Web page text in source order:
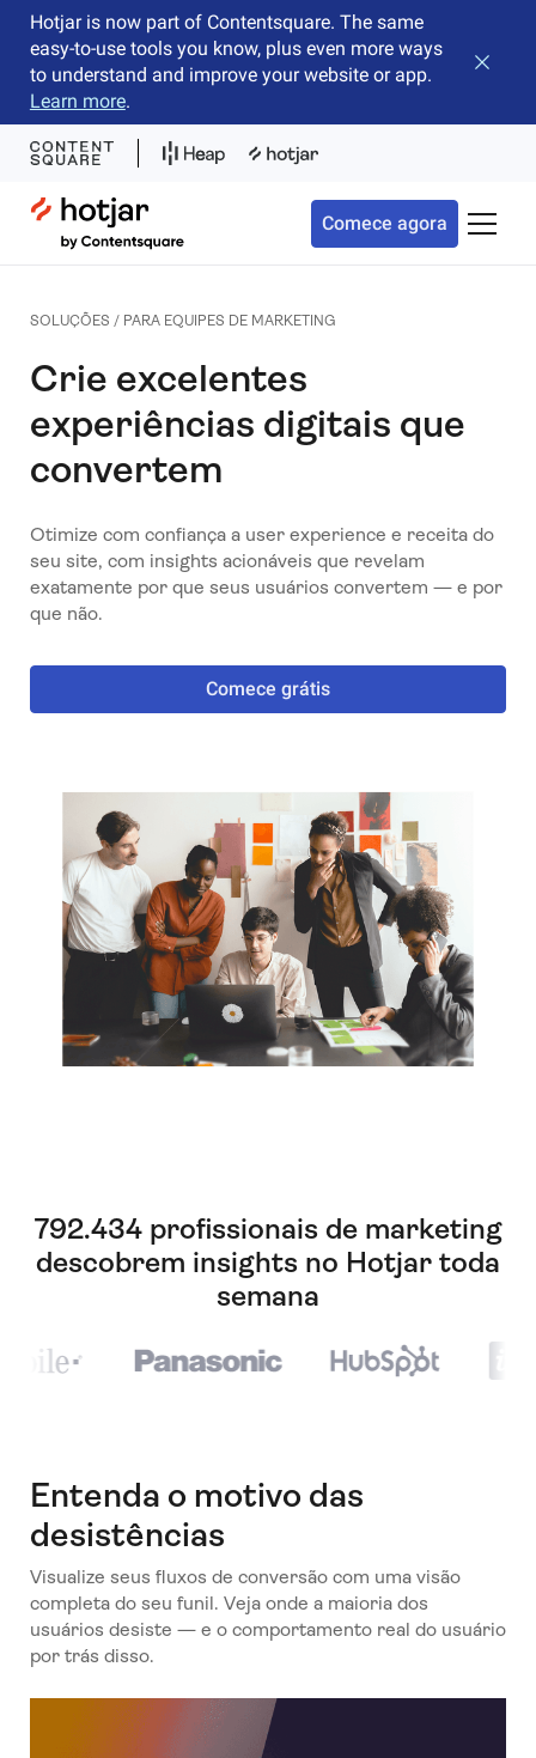
Hotjar is now part of Contentsquare. The same
easy-to-use tools you know, plus even more ways
to understand and improve your website or app.
Learn more.
Fechar
Hotjar Logo
Comece agora
SOLUÇÕES / PARA EQUIPES DE MARKETING
Crie excelentes
experiências digitais que
convertem
Otimize com confiança a user experience e receita do
seu site, com insights acionáveis que revelam
exatamente por que seus usuários convertem — e por
que não.
Comece grátis
792.434 profissionais de marketing
descobrem insights no Hotjar toda
semana
Entenda o motivo das
desistências
Visualize seus fluxos de conversão com uma visão
completa do seu funil. Veja onde a maioria dos
usuários desiste — e o comportamento real do usuário
por trás disso.